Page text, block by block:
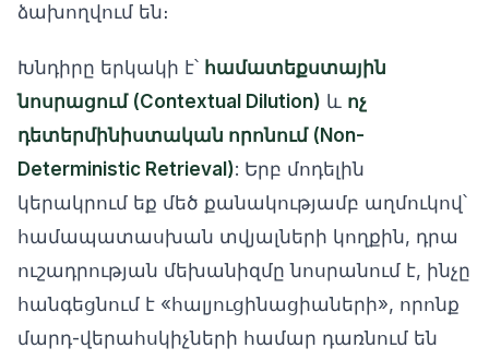
ձախողվում են։
Խնդիրը երկակի է՝ համատեքստային
նոսրացում (Contextual Dilution) և ոչ
դետերմինիստական որոնում (Non-
Deterministic Retrieval): Երբ մոդելին
կերակրում եք մեծ քանակությամբ աղմուկով՝
համապատասխան տվյալների կողքին, դրա
ուշադրության մեխանիզմը նոսրանում է, ինչը
հանգեցնում է «հալյուցինացիաների», որոնք
մարդ-վերահսկիչների համար դառնում են